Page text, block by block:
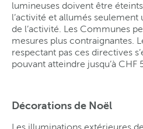
lumineuses doivent être
l’activité et allumés seulement
de l’activité. Les Communes
mesures plus contraignantes.
respectant pas ces directives
pouvant atteindre jusqu’à CHF
Décorations de Noël
Les illuminations extérieures